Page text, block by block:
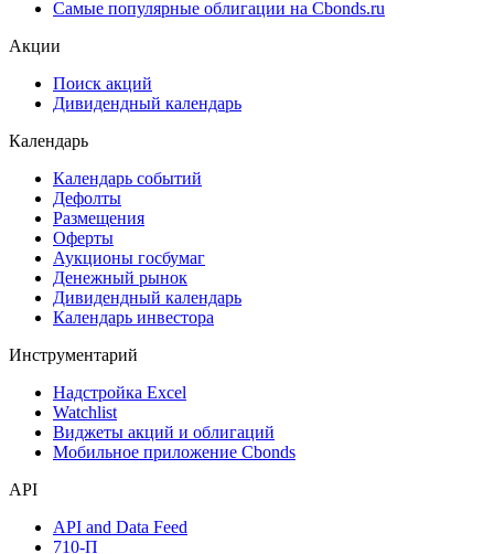
Ломбардные списки
ESG
Самые популярные облигации на Cbonds.ru
Дивидендный календарь
Календарь
Календарь событий
Дефолты
Размещения
Оферты
Аукционы госбумаг
Денежный рынок
Календарь инвестора
Инструментарий
Надстройка Excel
Мобильное приложение Cbonds